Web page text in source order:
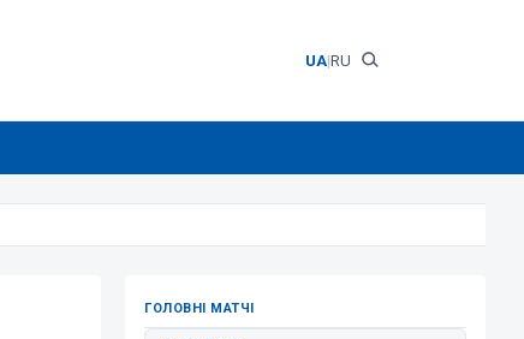
UA|RU
ГОЛОВНІ МАТЧІ